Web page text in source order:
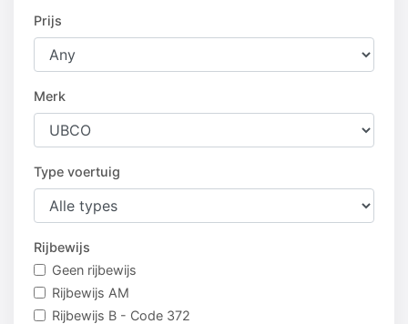
Prijs
Merk
Type voertuig
Rijbewijs
Geen rijbewijs
Rijbewijs AM
Rijbewijs B - Code 372